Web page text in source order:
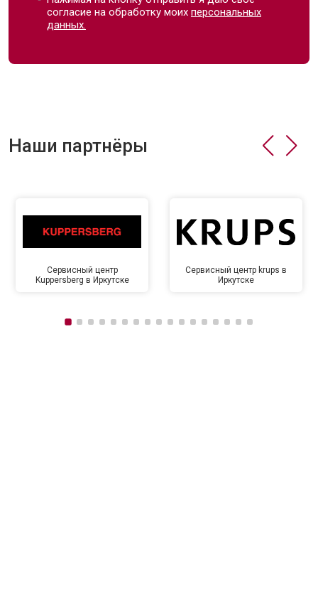
согласие на обработку моихперсональных
данных.
Наши партнёры
Сервисный центр
Kuppersberg в Иркутске
Сервисный центр krups в
Иркутске